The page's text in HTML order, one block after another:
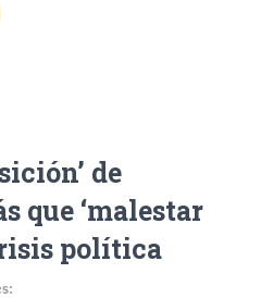
de
que ‘malestar
política